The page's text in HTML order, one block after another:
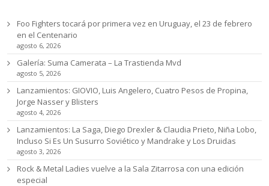
Foo Fighters tocará por primera vez en Uruguay, el 23 de febrero
en el Centenario
agosto 6, 2026
Galería: Suma Camerata – La Trastienda Mvd
agosto 5, 2026
Lanzamientos: GIOVIO, Luis Angelero, Cuatro Pesos de Propina,
Jorge Nasser y Blisters
agosto 4, 2026
Lanzamientos: La Saga, Diego Drexler & Claudia Prieto, Niña Lobo,
Incluso Si Es Un Susurro Soviético y Mandrake y Los Druidas
agosto 3, 2026
Rock & Metal Ladies vuelve a la Sala Zitarrosa con una edición
especial